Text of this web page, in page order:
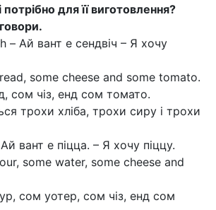
для її виготовлення?
– Ай вант е сендвіч – Я хочу
some cheese and some tomato.
сом чіз, енд сом томато.
трохи хліба, трохи сиру і трохи
вант е піцца. – Я хочу піццу.
some water, some cheese and
сом уотер, сом чіз, енд сом